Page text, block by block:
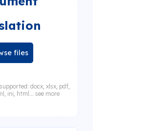
files
docx, xlsx, pdf,
ini, html... see more